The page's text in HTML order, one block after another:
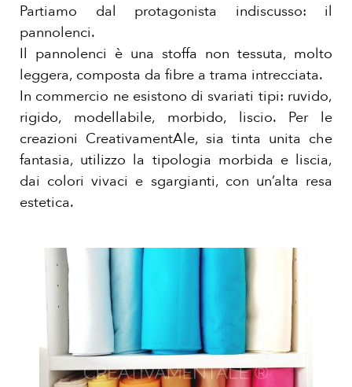
Partiamo dal protagonista indiscusso: il
pannolenci.
Il pannolenci è una stoffa non tessuta, molto
leggera, composta da fibre a trama intrecciata.
In commercio ne esistono di svariati tipi: ruvido,
rigido, modellabile, morbido, liscio. Per le
creazioni CreativamentAle, sia tinta unita che
fantasia, utilizzo la tipologia morbida e liscia,
dai colori vivaci e sgargianti, con un’alta resa
estetica.